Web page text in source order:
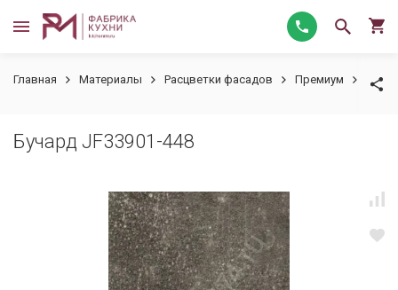
Главная Материалы Расцветки фасадов Премиум
Бучард JF33901-448